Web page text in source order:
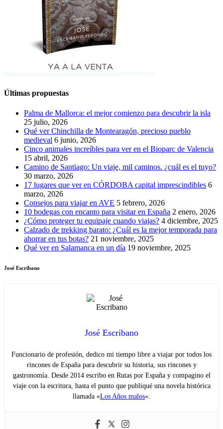
Últimas propuestas
Palma de Mallorca: el mejor comienzo para descubrir la isla
25 julio, 2026
Qué ver Chinchilla de Montearagón, precioso pueblo
medieval 6 junio, 2026
Cinco animales increíbles para ver en el Bioparc de Valencia
15 abril, 2026
Camino de Santiago: Un viaje, mil caminos. ¿cuál es el tuyo?
30 marzo, 2026
17 lugares que ver en CÓRDOBA capital imprescindibles 6
marzo, 2026
Consejos para viajar en AVE 5 febrero, 2026
10 bodegas con encanto para visitar en España 2 enero, 2026
¿Cómo proteger tu equipaje cuando viajas? 4 diciembre, 2025
Calzado de trekking barato: ¿Cuál es la mejor temporada para
ahorrar en tus botas? 21 noviembre, 2025
Qué ver en Salamanca en un día 19 noviembre, 2025
José Escribano
José Escribano
Funcionario de profesión, dedico mi tiempo libre a viajar por todos los
rincones de España para descubrir su historia, sus rincones y
gastronomía. Desde 2014 escribo en Rutas por España y compagino el
viaje con la escritura, hasta el punto que publiqué una novela histórica
llamada «Los Años malos«.